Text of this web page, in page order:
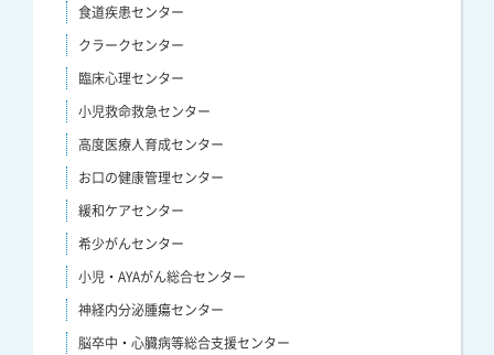
食道疾患センター
クラークセンター
臨床心理センター
小児救命救急センター
高度医療人育成センター
お口の健康管理センター
緩和ケアセンター
希少がんセンター
小児・AYAがん総合センター
神経内分泌腫瘍センター
脳卒中・心臓病等総合支援センター